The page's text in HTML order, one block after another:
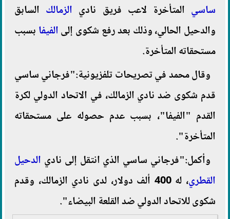
ساسي المتأخرة لاعب فريق نادي الزمالك السابق
والدحيل الحالي، وذلك بعد رفع شكوى إلىالفيفا بسبب
مستحقاته المتأخرة.
وقال محمد في تصريحات تلفزيونية:"فرجاني ساسي
قدم شكوى ضد نادي الزمالك، في الاتحاد الدولي لكرة
القدم "الفيفا"، بسبب عدم حصوله على مستحقاته
المتأخرة".
وأكمل:"فرجاني ساسي الذي انتقل إلى نادي الدحيل
القطري
، له 400 ألف دولار، لدى نادي الزمالك، وقدم
شكوى للاتحاد الدولي ضد القلعة البيضاء".